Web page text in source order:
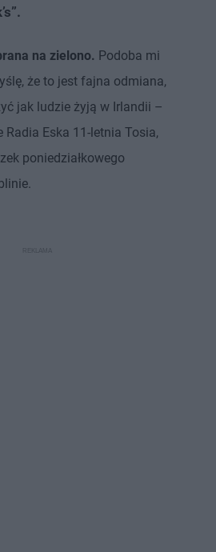
na zielono. Podoba mi
że to jest fajna odmiana,
jak ludzie żyją w Irlandii –
Radia Eska 11-letnia Tosia,
poniedziałkowego